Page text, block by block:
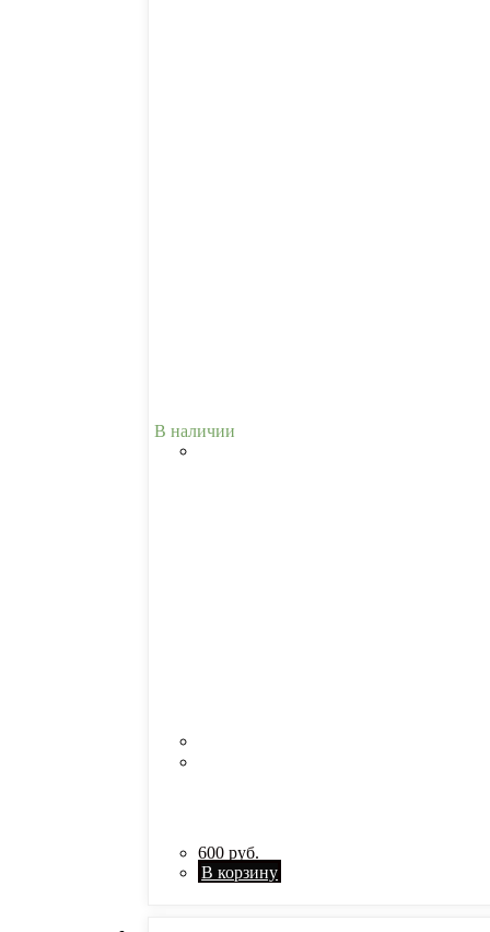
В наличии
600руб.
В корзину